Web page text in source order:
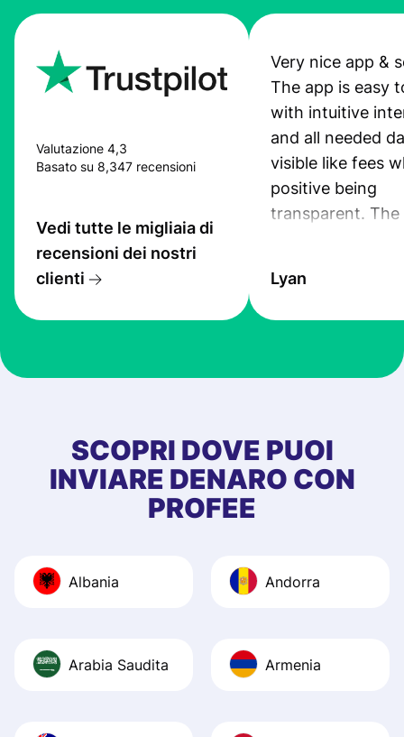
Valutazione 4,3
Basato su 8,347 recensioni
Vedi tutte le migliaia di
recensioni dei nostri
clienti
Very nice app &
The app is easy
with intuitive
and all needed
visible like fees
positive being
transparent. The
the exchange
at Profee is very
first started
app, and they
quick to provide
Recommend it!
Lyan
SCOPRI DOVE PUOI
INVIARE DENARO CON
PROFEE
Albania Andorra
Arabia Saudita Armenia